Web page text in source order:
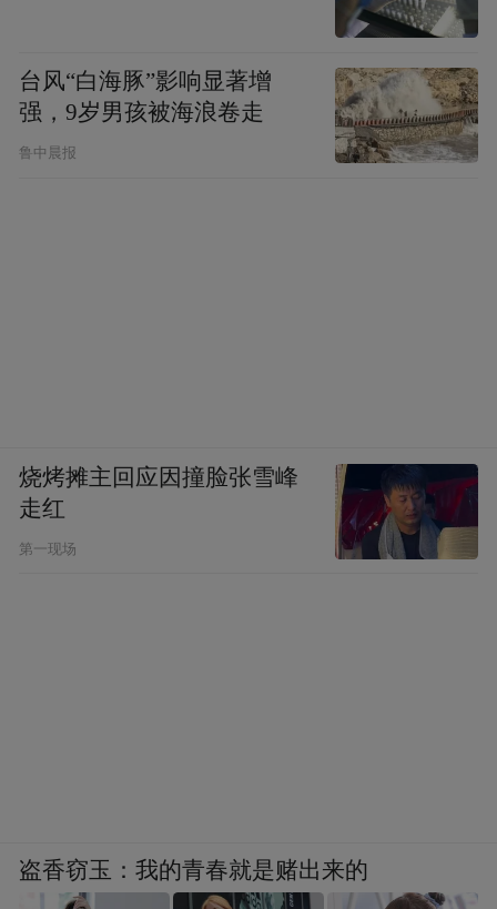
台风“白海豚”影响显著增
强，9岁男孩被海浪卷走
鲁中晨报
烧烤摊主回应因撞脸张雪峰
走红
第一现场
盗香窃玉：我的青春就是赌出来的